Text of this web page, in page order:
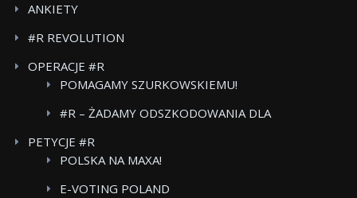
ANKIETY
#R REVOLUTION
OPERACJE #R
POMAGAMY SZURKOWSKIEMU!
#R – ŻADAMY ODSZKODOWANIA DLA
CARE
PETYCJE #R
POLSKA NA MAXA!
E-VOTING POLAND